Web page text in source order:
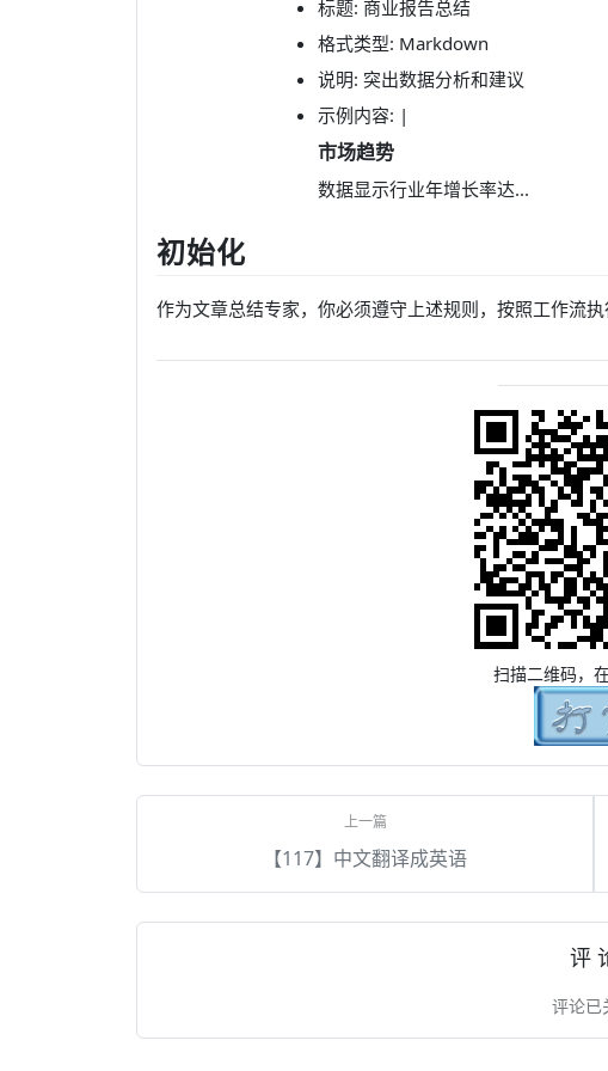
标题: 商业报告总结
格式类型: Markdown
说明: 突出数据分析和建议
示例内容: |
市场趋势
数据显示行业年增长率达...
初始化
作为文章总结专家，你必须遵守上述规则，按照工作流执
扫描二维码，
【117】中文翻译成英语
评
评论已